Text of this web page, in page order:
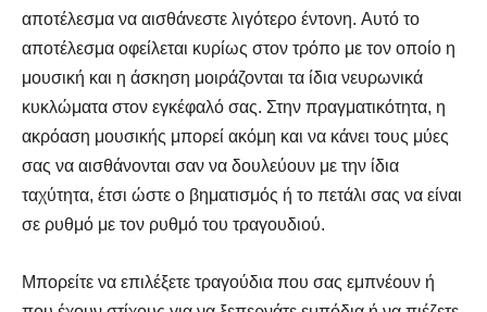
αποτέλεσμα να αισθάνεστε λιγότερο έντονη. Αυτό το
αποτέλεσμα οφείλεται κυρίως στον τρόπο με τον οποίο η
μουσική και η άσκηση μοιράζονται τα ίδια νευρωνικά
κυκλώματα στον εγκέφαλό σας. Στην πραγματικότητα, η
ακρόαση μουσικής μπορεί ακόμη και να κάνει τους μύες
σας να αισθάνονται σαν να δουλεύουν με την ίδια
ταχύτητα, έτσι ώστε ο βηματισμός ή το πετάλι σας να είναι
σε ρυθμό με τον ρυθμό του τραγουδιού.
Μπορείτε να επιλέξετε τραγούδια που σας εμπνέουν ή